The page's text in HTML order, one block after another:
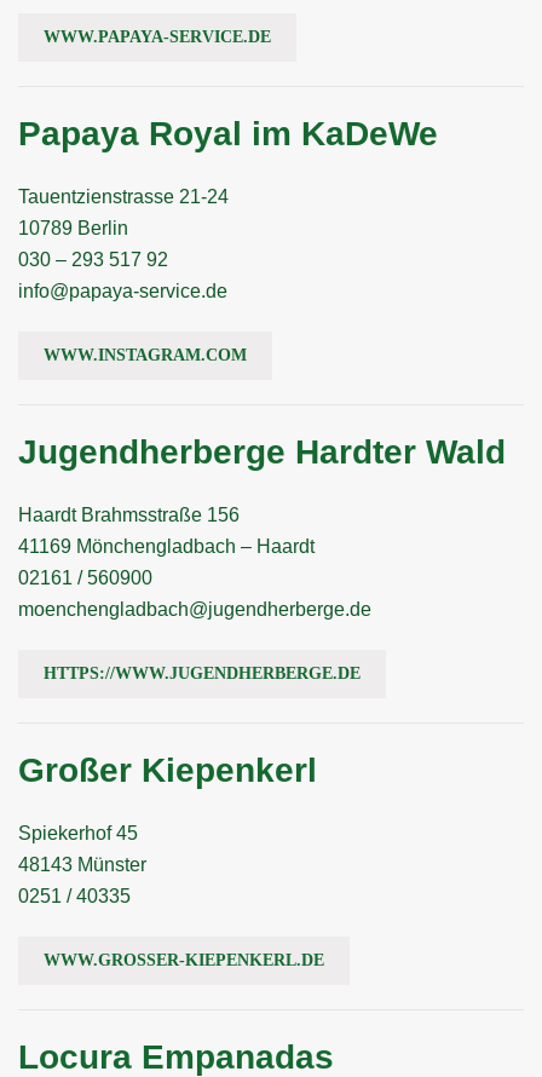
WWW.PAPAYA-SERVICE.DE
Papaya Royal im KaDeWe
Tauentzienstrasse 21-24
10789 Berlin
030 – 293 517 92
info@papaya-service.de
WWW.INSTAGRAM.COM
Jugendherberge Hardter Wald
Haardt Brahmsstraße 156
41169 Mönchengladbach – Haardt
02161 / 560900
moenchengladbach@jugendherberge.de
HTTPS://WWW.JUGENDHERBERGE.DE
Großer Kiepenkerl
Spiekerhof 45
48143 Münster
0251 / 40335
WWW.GROSSER-KIEPENKERL.DE
Locura Empanadas